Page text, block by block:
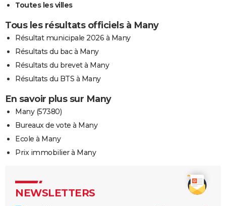
Toutes les villes
Tous les résultats officiels à Many
Résultat municipale 2026 à Many
Résultats du bac à Many
Résultats du brevet à Many
Résultats du BTS à Many
En savoir plus sur Many
Many (57380)
Bureaux de vote à Many
Ecole à Many
Prix immobilier à Many
NEWSLETTERS